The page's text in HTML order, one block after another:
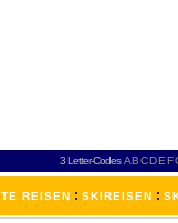
3 Letter-Codes ABCDEF
REISEN : SKIREISEN :